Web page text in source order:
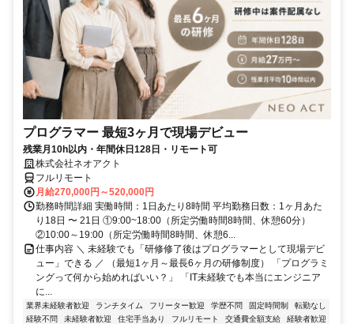
プログラマー 最短3ヶ月で現場デビュー
残業月10h以内・年間休日128日・リモート可
株式会社ネオアクト
フルリモート
月給270,000円～520,000円
勤務時間詳細 実働時間：1日あたり8時間 平均勤務日数：1ヶ月あた
り18日 〜 21日 ①9:00~18:00（所定労働時間8時間、休憩60分）
②10:00～19:00（所定労働時間8時間、休憩6...
仕事内容 ＼ 未経験でも「研修修了後はプログラマーとして現場デビ
ュー」できる ／ （最短1ヶ月～最長6ヶ月の研修制度） 「プログラミ
ングって何から始めればいい？」 「IT未経験でも本当にエンジニア
に...
業界未経験者歓迎 ランチタイム フリーター歓迎 学歴不問 固定時間制
転勤なし
経験不問
未経験者歓迎 住宅手当あり フルリモート 交通費全額支給
経験者歓迎